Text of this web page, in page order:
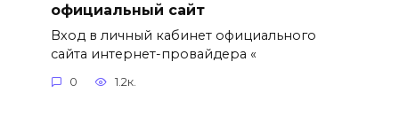
официальный сайт
Вход в личный кабинет официального
сайта интернет-провайдера «
0 1.2к.